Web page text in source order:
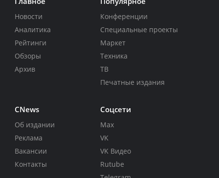
Новости
Аналитика
Рейтинги
Обзоры
Архив
Конференции
Специальные проекты
Маркет
Техника
ТВ
Печатные издания
CNews
Об издании
Реклама
Вакансии
Контакты
Соцсети
Max
VK
VK Видео
Rutube